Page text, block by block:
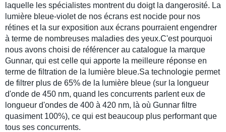
laquelle les spécialistes montrent du doigt la dangerosité. La
lumière bleue-violet de nos écrans est nocide pour nos
rétines et la sur exposition aux écrans pourraient engendrer
à terme de nombreuses maladies des yeux.C'est pourquoi
nous avons choisi de référencer au catalogue la marque
Gunnar, qui est celle qui apporte la meilleure réponse en
terme de filtration de la lumière bleue.Sa technologie permet
de filtrer plus de 65% de la lumière bleue (sur la longueur
d'onde de 450 nm, quand les concurrents parlent eux de
longueur d'ondes de 400 à 420 nm, là où Gunnar filtre
quasiment 100%), ce qui est beaucoup plus performant que
tous ses concurrents.